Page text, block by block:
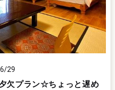
29
欠プラン☆ちょっと遅め